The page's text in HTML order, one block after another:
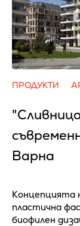
ПРОДУКТИ
Варна
Концепцията
пластична
биофилен